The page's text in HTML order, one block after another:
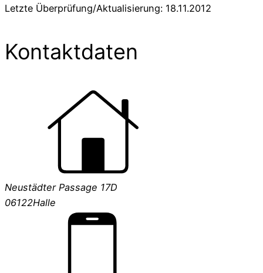
Letzte Überprüfung/Aktualisierung: 18.11.2012
Kontaktdaten
Neustädter Passage 17D
06122Halle